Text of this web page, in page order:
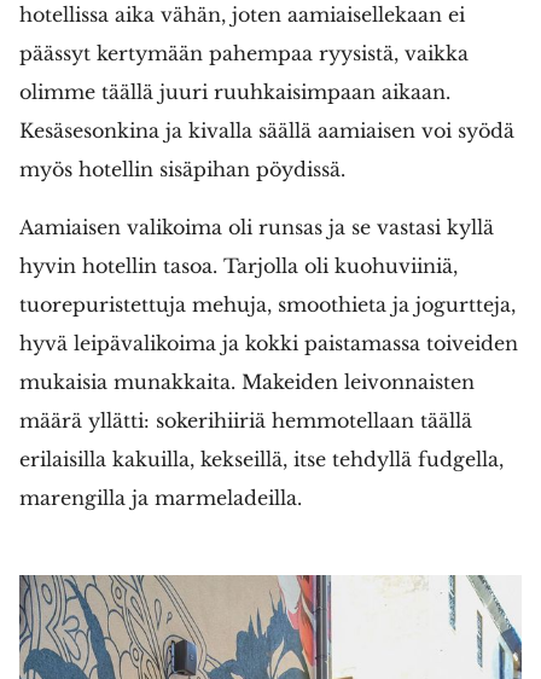
hotellissa aika vähän, joten aamiaisellekaan ei
päässyt kertymään pahempaa ryysistä, vaikka
olimme täällä juuri ruuhkaisimpaan aikaan.
Kesäsesonkina ja kivalla säällä aamiaisen voi syödä
myös hotellin sisäpihan pöydissä.
Aamiaisen valikoima oli runsas ja se vastasi kyllä
hyvin hotellin tasoa. Tarjolla oli kuohuviiniä,
tuorepuristettuja mehuja, smoothieta ja jogurtteja,
hyvä leipävalikoima ja kokki paistamassa toiveiden
mukaisia munakkaita. Makeiden leivonnaisten
määrä yllätti: sokerihiiriä hemmotellaan täällä
erilaisilla kakuilla, kekseillä, itse tehdyllä fudgella,
marengilla ja marmeladeilla.